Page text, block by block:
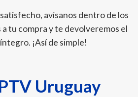
avísanos dentro de los
tu compra y te devolveremos el
¡Así de simple!
Uruguay